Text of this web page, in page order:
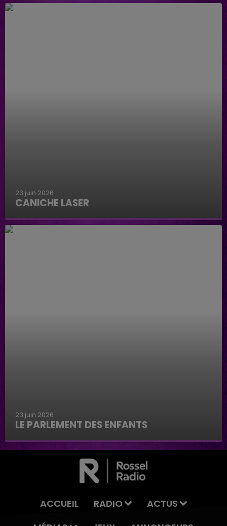
23 juin 2026
CANICHE LASER
Caniche Laser
23 juin 2026
LE PARLEMENT DES ENFANTS
Le parlement des enfants
ACCUEIL RADIO
ACTUS